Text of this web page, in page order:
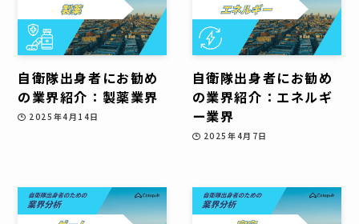
自衛隊出身者にお勧め
の業界紹介：製薬業界
2025年4月14日
自衛隊出身者にお勧め
の業界紹介：エネルギ
ー業界
2025年4月7日